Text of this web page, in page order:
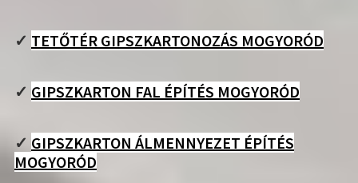
✓ TETŐTÉR GIPSZKARTONOZÁS MOGYORÓD
✓ GIPSZKARTON FAL ÉPÍTÉS MOGYORÓD
✓ GIPSZKARTON ÁLMENNYEZET ÉPÍTÉS
MOGYORÓD